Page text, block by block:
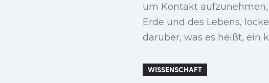
um Kontakt
Erde und des Lebens,
darüber, was es heißt, ein
WISSENSCHAFT